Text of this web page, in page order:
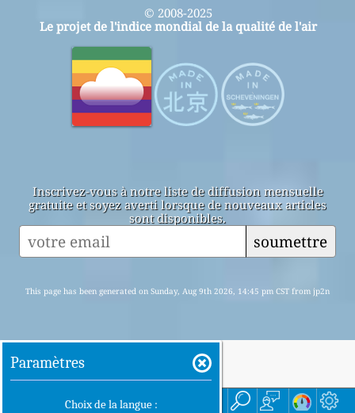
accueil ici
© 2008-2025
Le projet de l'indice mondial de la qualité de l'air
Inscrivez-vous à notre liste de diffusion mensuelle
gratuite et soyez averti lorsque de nouveaux articles
sont disponibles.
soumettre
This page has been generated on Sunday, Aug 9th 2026, 14:45 pm CST from jp2n
Paramètres
Choix de la langue :